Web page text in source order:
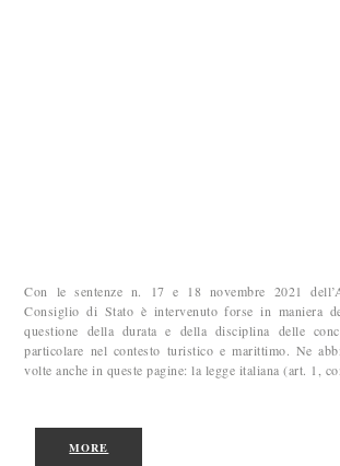
Con le sentenze n. 17 e 18 novembre 2021
Consiglio di Stato è intervenuto forse in maniera
questione della durata e della disciplina delle
particolare nel contesto turistico e marittimo. Ne
volte anche in queste pagine: la legge italiana (art. 1,
MORE